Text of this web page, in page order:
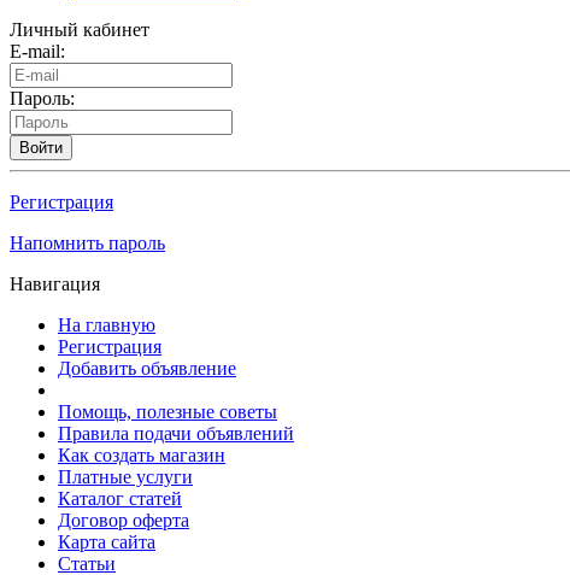
Личный кабинет
E-mail:
Пароль:
Войти
Регистрация
Напомнить пароль
Навигация
На главную
Регистрация
Добавить объявление
Помощь, полезные советы
Правила подачи объявлений
Как создать магазин
Платные услуги
Каталог статей
Договор оферта
Карта сайта
Статьи